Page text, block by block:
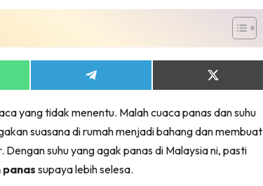
Lagi
Ruang Selebriti
Share
on
Share
on
(Twitter)
yang tidak menentu. Malah cuaca panas dan suhu
suasana di rumah menjadi bahang dan membuat
suhu yang agak panas di Malaysia ni, pasti
supaya lebih selesa.